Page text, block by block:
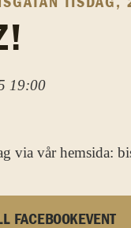
19:00
via vår hemsida:
FACEBOOKEVENT